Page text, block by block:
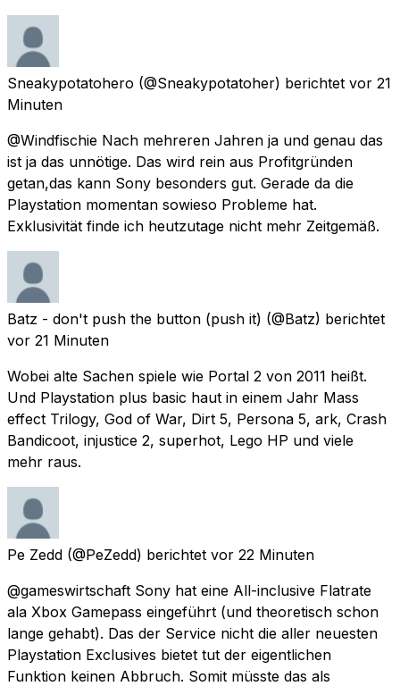
Sneakypotatohero (@Sneakypotatoher) berichtet vor 21
Minuten
@Windfischie Nach mehreren Jahren ja und genau das
ist ja das unnötige. Das wird rein aus Profitgründen
getan,das kann Sony besonders gut. Gerade da die
Playstation momentan sowieso Probleme hat.
Exklusivität finde ich heutzutage nicht mehr Zeitgemäß.
Batz - don't push the button (push it) (@Batz) berichtet
vor 21 Minuten
Wobei alte Sachen spiele wie Portal 2 von 2011 heißt.
Und Playstation plus basic haut in einem Jahr Mass
effect Trilogy, God of War, Dirt 5, Persona 5, ark, Crash
Bandicoot, injustice 2, superhot, Lego HP und viele
mehr raus.
Pe Zedd (@PeZedd) berichtet vor 22 Minuten
@gameswirtschaft Sony hat eine All-inclusive Flatrate
ala Xbox Gamepass eingeführt (und theoretisch schon
lange gehabt). Das der Service nicht die aller neuesten
Playstation Exclusives bietet tut der eigentlichen
Funktion keinen Abbruch. Somit müsste das als